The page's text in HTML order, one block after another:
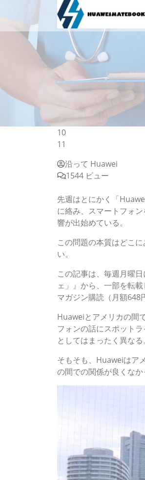
10
11
沿って Huawei
1544 ビュー
先週はとにかく「
に絡み、スマートフォ
響が出始めている。
この問題の本質はどこ
い。
この記事は、毎週月曜
ェ」』から、一部を転
マガジン購読（月額648
Huaweiとアメリカの間
フォンの話にスポット
としてはまったく異なる。
そもそも、Huaweiはア
の間での関係が良くなか